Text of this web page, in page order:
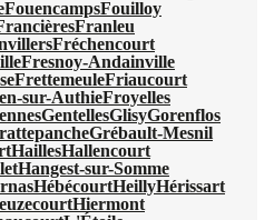
FouencampsFouilloy
Franleu
Fréchencourt
Fresnoy-Andainville
FrettemeuleFriaucourt
sur-AuthieFroyelles
GentellesGlisyGorenflos
Grébault-Mesnil
HaillesHallencourt
Hangest-sur-Somme
HébécourtHeillyHérissart
Hiermont